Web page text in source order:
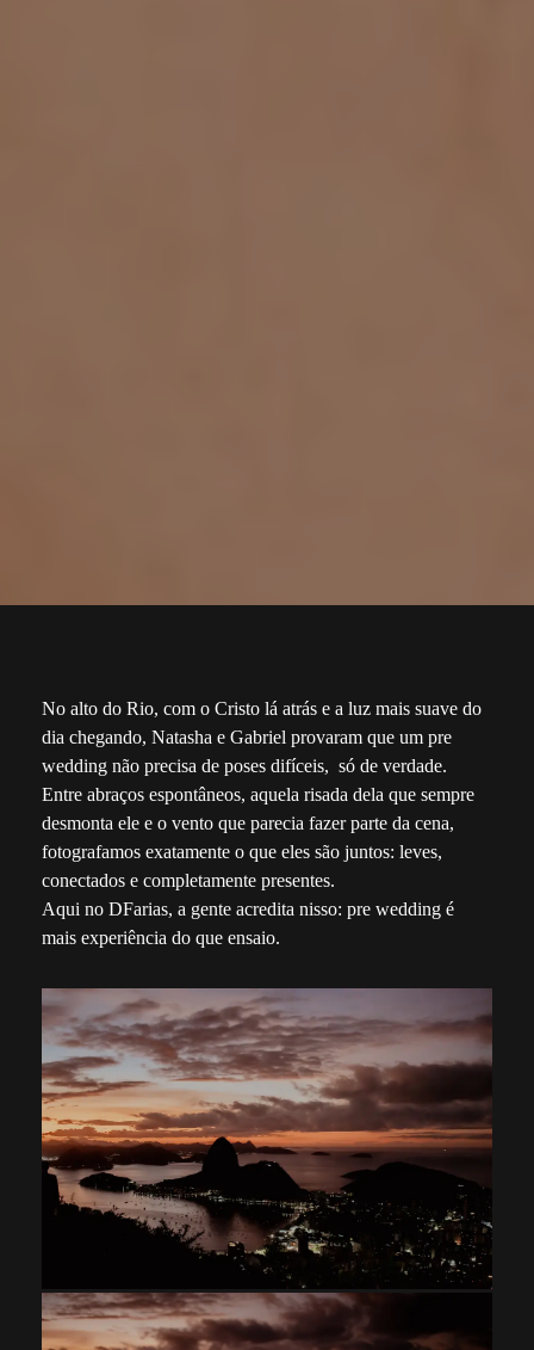
No alto do Rio, com o Cristo lá atrás e a luz mais suave do
dia chegando, Natasha e Gabriel provaram que um pre
wedding não precisa de poses difíceis, só de verdade.
Entre abraços espontâneos, aquela risada dela que sempre
desmonta ele e o vento que parecia fazer parte da cena,
fotografamos exatamente o que eles são juntos: leves,
conectados e completamente presentes.
Aqui no DFarias, a gente acredita nisso: pre wedding é
mais experiência do que ensaio.